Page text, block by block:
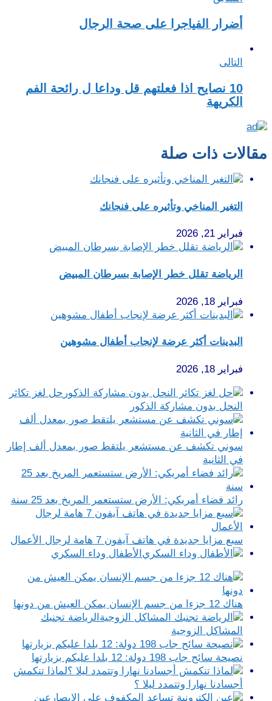
أضرار الفياجرا على صحة الرجال
التالى
10 نصايح اذا فعلتهم قل وداعا ل رائحة الفم
الكريهة
مقالات ذات صلة
التغير المناخي وتأثيره على فنجانك
فبراير 21, 2026
الرياضة تقلل خطر الإصابة بسرطان المبيض
فبراير 18, 2026
البدينات أكثر عرضة لإنجاب أطفال مشوهين
فبراير 18, 2026
حل لغز تكاثر
النحل بدون مشاركة الذكور
سوني تكشف عن مستشعر يلتقط صور بمعدل ألف إطار
في الثانية
رائد فضاء أمريكي: الأرض ستستعمر المريخ بعد 25 سنة
سبع مزايا جديدة في هاتف آيفون 7 هامة لرجال الأعمال
الأطفال وداء السكري
هناك 12 جزءا من جسم الإنسان يمكن العيش من دونها
الرياضة تجنبك
المشاكل الزوجية
نصيحة سائح جاب 198 دولة: 12 بلدا عليكم بزيارتها
لماذا تنكمش
أجسادنا نهارا وتتمدد ليلا ؟
عين